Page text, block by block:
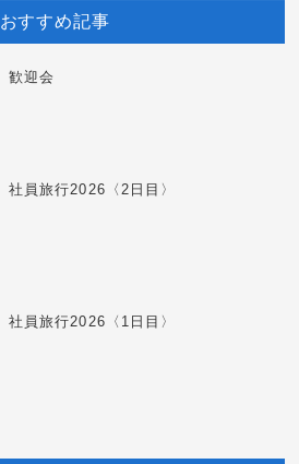
おすすめ記事
歓迎会
社員旅行2026〈2日目〉
社員旅行2026〈1日目〉